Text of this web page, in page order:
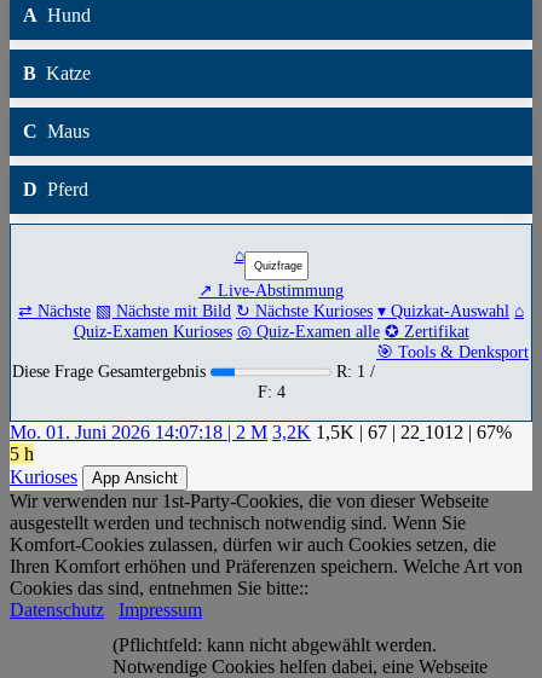
A Hund
B Katze
C Maus
D Pferd
⌂
↗ Live-Abstimmung
⇄ Nächste ▧ Nächste mit Bild ↻ Nächste Kurioses ▾ Quizkat-Auswahl ⌂
Quiz-Examen Kurioses ◎ Quiz-Examen alle ✪ Zertifikat
🎯 Tools & Denksport
Diese Frage Gesamtergebnis
R: 1 /
F: 4
Mo. 01. Juni 2026 14:07:18 | 2 M 3,2K 1,5K | 67 | 22 1012 | 67%
5 h
Kurioses
App Ansicht
Wir verwenden nur 1st-Party-Cookies, die von dieser Webseite
ausgestellt werden und technisch notwendig sind. Wenn Sie
Komfort-Cookies zulassen, dürfen wir auch Cookies setzen, die
Ihren Komfort erhöhen und Präferenzen speichern. Welche Art von
Cookies das sind, entnehmen Sie bitte::
Datenschutz
Impressum
(Pflichtfeld: kann nicht abgewählt werden.
Notwendige Cookies helfen dabei, eine Webseite